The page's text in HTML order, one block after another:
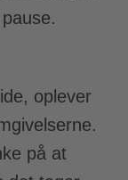
oplever
på at